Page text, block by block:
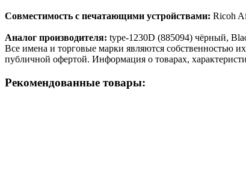
Совместимость с печатающими устройствами: Ricoh
Аналог производителя: type-1230D (885094) чёрный,
Все имена и торговые марки являются собственностью
публичной офертой. Информация о товарах,
Рекомендованные товары: